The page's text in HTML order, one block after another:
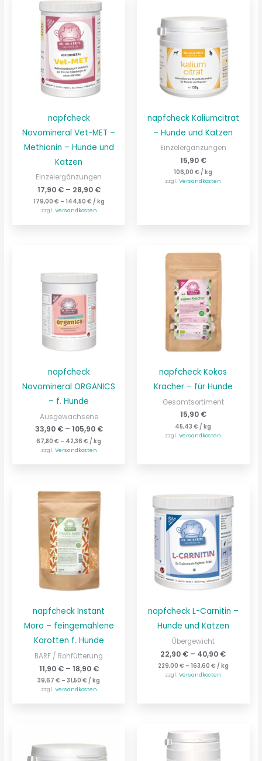
napfcheck
Novomineral Vet-MET –
Methionin – Hunde und
Katzen
Einzelergänzungen
17,90 €– 28,90 €
179,00 € – 144,50 € / kg
zzgl. Versandkosten
napfcheck Kaliumcitrat
– Hunde und Katzen
Einzelergänzungen
15,90 €
106,00€ / kg
zzgl.Versandkosten
napfcheck
Novomineral ORGANICS
– f. Hunde
Ausgewachsene
33,90 €– 105,90 €
67,80€ – 42,36€ /kg
zzgl. Versandkosten
napfcheck Kokos
Kracher – für Hunde
Gesamtsortiment
15,90 €
45,43€ /kg
zzgl.Versandkosten
napfcheck Instant
Moro – feingemahlene
Karotten f. Hunde
BARF / Rohfütterung
11,90 €– 18,90 €
39,67€ –31,50€ /kg
zzgl. Versandkosten
napfcheck L-Carnitin –
Hunde und Katzen
Übergewicht
22,90 € – 40,90 €
229,00 € – 163,60 € / kg
zzgl.Versandkosten